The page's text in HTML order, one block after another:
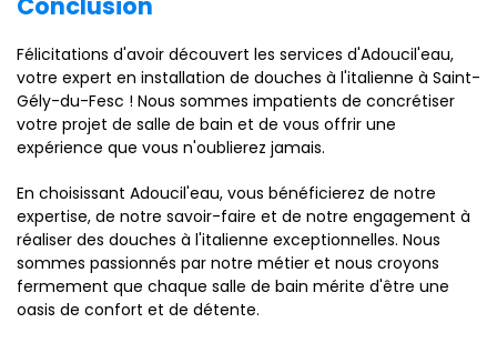
Félicitations d'avoir découvert les services d'Adoucil'eau,
votre expert en installation de douches à l'italienne à Saint-
Gély-du-Fesc ! Nous sommes impatients de concrétiser
votre projet de salle de bain et de vous offrir une
expérience que vous n'oublierez jamais.
En choisissant Adoucil'eau, vous bénéficierez de notre
expertise, de notre savoir-faire et de notre engagement à
réaliser des douches à l'italienne exceptionnelles. Nous
sommes passionnés par notre métier et nous croyons
fermement que chaque salle de bain mérite d'être une
oasis de confort et de détente.